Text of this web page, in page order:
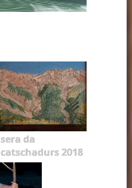
sera da
catschadurs 2018